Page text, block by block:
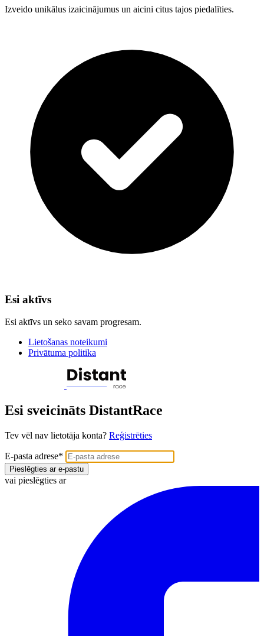
Izveido unikālus izaicinājumus un aicini citus tajos piedalīties.
Esi aktīvs
Esi aktīvs un seko savam progresam.
Lietošanas noteikumi
Privātuma politika
Esi sveicināts DistantRace
Tev vēl nav lietotāja konta? Reģistrēties
E-pasta adrese*
Pieslēgties ar e-pastu
vai pieslēgties ar